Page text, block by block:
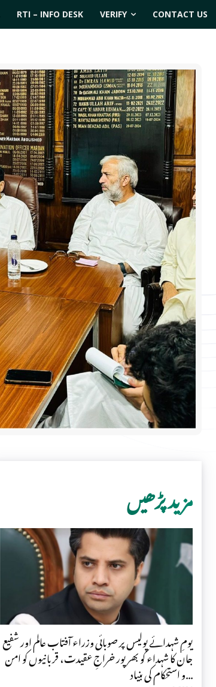
RTI – INFO DESK VERIFY CONTACT US
مزید پڑھیں
یومِ شہدائے پولیس پر صوبائی وزراء آفتاب عالم اور شفیع
جان کا شہداء کو بھرپور خراجِ عقیدت، قربانیوں کو امن
و استحکام کی بنیاد...